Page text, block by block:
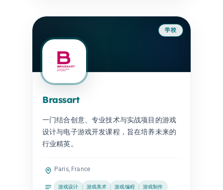
学校
Brassart
一门结合创意、专业技术与实战项目的游戏
设计与电子游戏开发课程，旨在培养未来的
行业精英。
Paris, France
游戏设计 游戏美术 游戏编程 游戏制作